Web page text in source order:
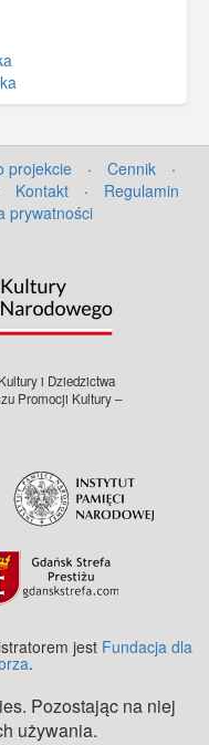
projekcie · Cennik
·
Kontakt ·
Regulamin
prywatności
i Dziedzictwa
Promocji Kultury –
jest Fundacja dla
.
Pozostając na niej
używania.